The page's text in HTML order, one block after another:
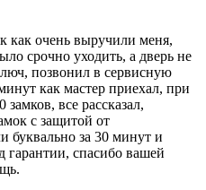
как очень выручили меня,
срочно уходить, а дверь не
позвонил в сервисную
как мастер приехал, при
все рассказал,
с защитой от
буквально за 30 минут и
спасибо вашей